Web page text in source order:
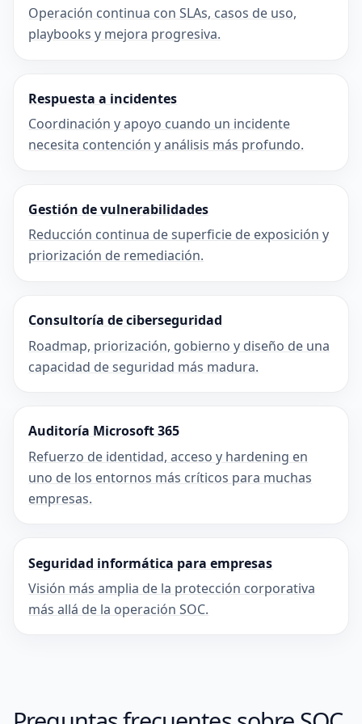
Operación continua con SLAs, casos de uso,
playbooks y mejora progresiva.
Respuesta a incidentes
Coordinación y apoyo cuando un incidente
necesita contención y análisis más profundo.
Gestión de vulnerabilidades
Reducción continua de superficie de exposición y
priorización de remediación.
Consultoría de ciberseguridad
Roadmap, priorización, gobierno y diseño de una
capacidad de seguridad más madura.
Auditoría Microsoft 365
Refuerzo de identidad, acceso y hardening en
uno de los entornos más críticos para muchas
empresas.
Seguridad informática para empresas
Visión más amplia de la protección corporativa
más allá de la operación SOC.